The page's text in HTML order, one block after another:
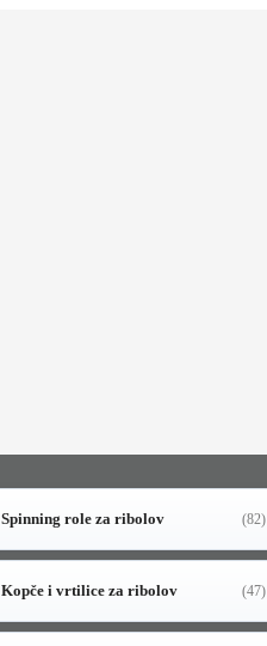
Spinning role za ribolov (82)
Kopče i vrtilice za ribolov (47)